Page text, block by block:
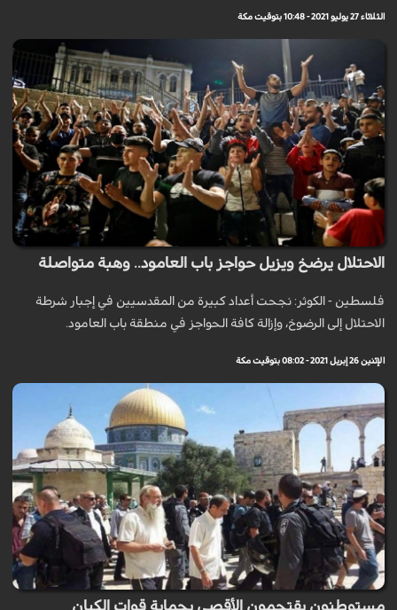
الثلاثاء 27 يوليو 2021 - 10:48 بتوقيت مكة
الاحتلال يرضخ ويزيل حواجز باب العامود.. وهبة متواصلة
فلسطين - الكوثر: نجحت أعداد كبيرة من المقدسيين في إجبار شرطة
الاحتلال إلى الرضوخ، وإزالة كافة الحواجز في منطقة باب العامود.
الإثنين 26 إبريل 2021 - 08:02 بتوقيت مكة
مستوطنون يقتحمون الأقصى بحماية قوات الكيان